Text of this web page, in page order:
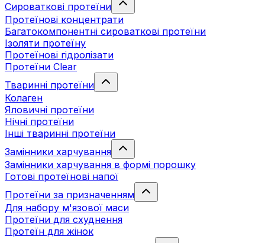
Сироваткові протеїни
Протеїнові концентрати
Багатокомпонентні сироваткові протеїни
Ізоляти протеїну
Протеїнові гідролізати
Протеїни Clear
Тваринні протеїни
Колаген
Яловичні протеїни
Нічні протеїни
Інші тваринні протеїни
Замінники харчування
Замінники харчування в формі порошку
Готові протеїнові напої
Протеїни за призначенням
Для набору м'язової маси
Протеїни для схуднення
Протеїн для жінок